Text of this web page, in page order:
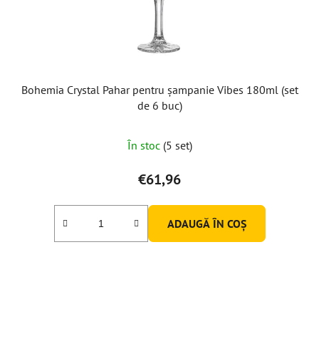
Bohemia Crystal Pahar pentru șampanie Vibes 180ml (set
de 6 buc)
În stoc (5 set)
€61,96
ADAUGĂ ÎN COŞ